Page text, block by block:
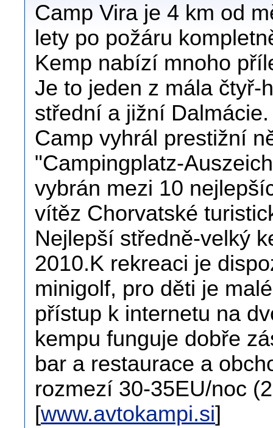
Camp Vira je 4 km od
lety po požáru
Kemp nabízí mnoho
Je to jeden z mála čtyř-
střední a jižní Dalmácie.
Camp vyhrál prestižní
"Campingplatz-
vybrán mezi 10
vítěz Chorvatské
Nejlepší středně-velký
2010.K rekreaci je
minigolf, pro děti je
přístup k internetu na
kempu funguje dobře
bar a restaurace a
rozmezí 30-35EU/noc
[www.avtokampi.si]